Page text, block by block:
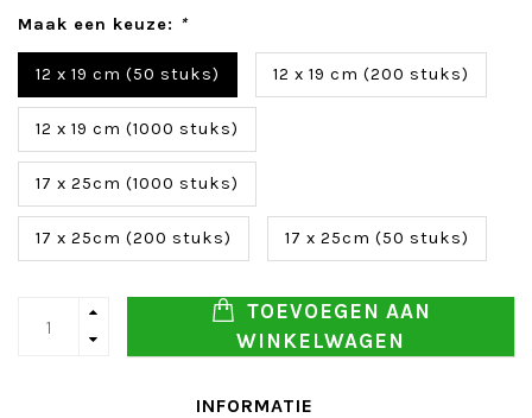
Maak een keuze: *
12 x 19 cm (50 stuks) 12 x 19 cm (200 stuks)
12 x 19 cm (1000 stuks)
17 x 25cm (1000 stuks)
17 x 25cm (200 stuks) 17 x 25cm (50 stuks)
TOEVOEGEN AAN
WINKELWAGEN
INFORMATIE